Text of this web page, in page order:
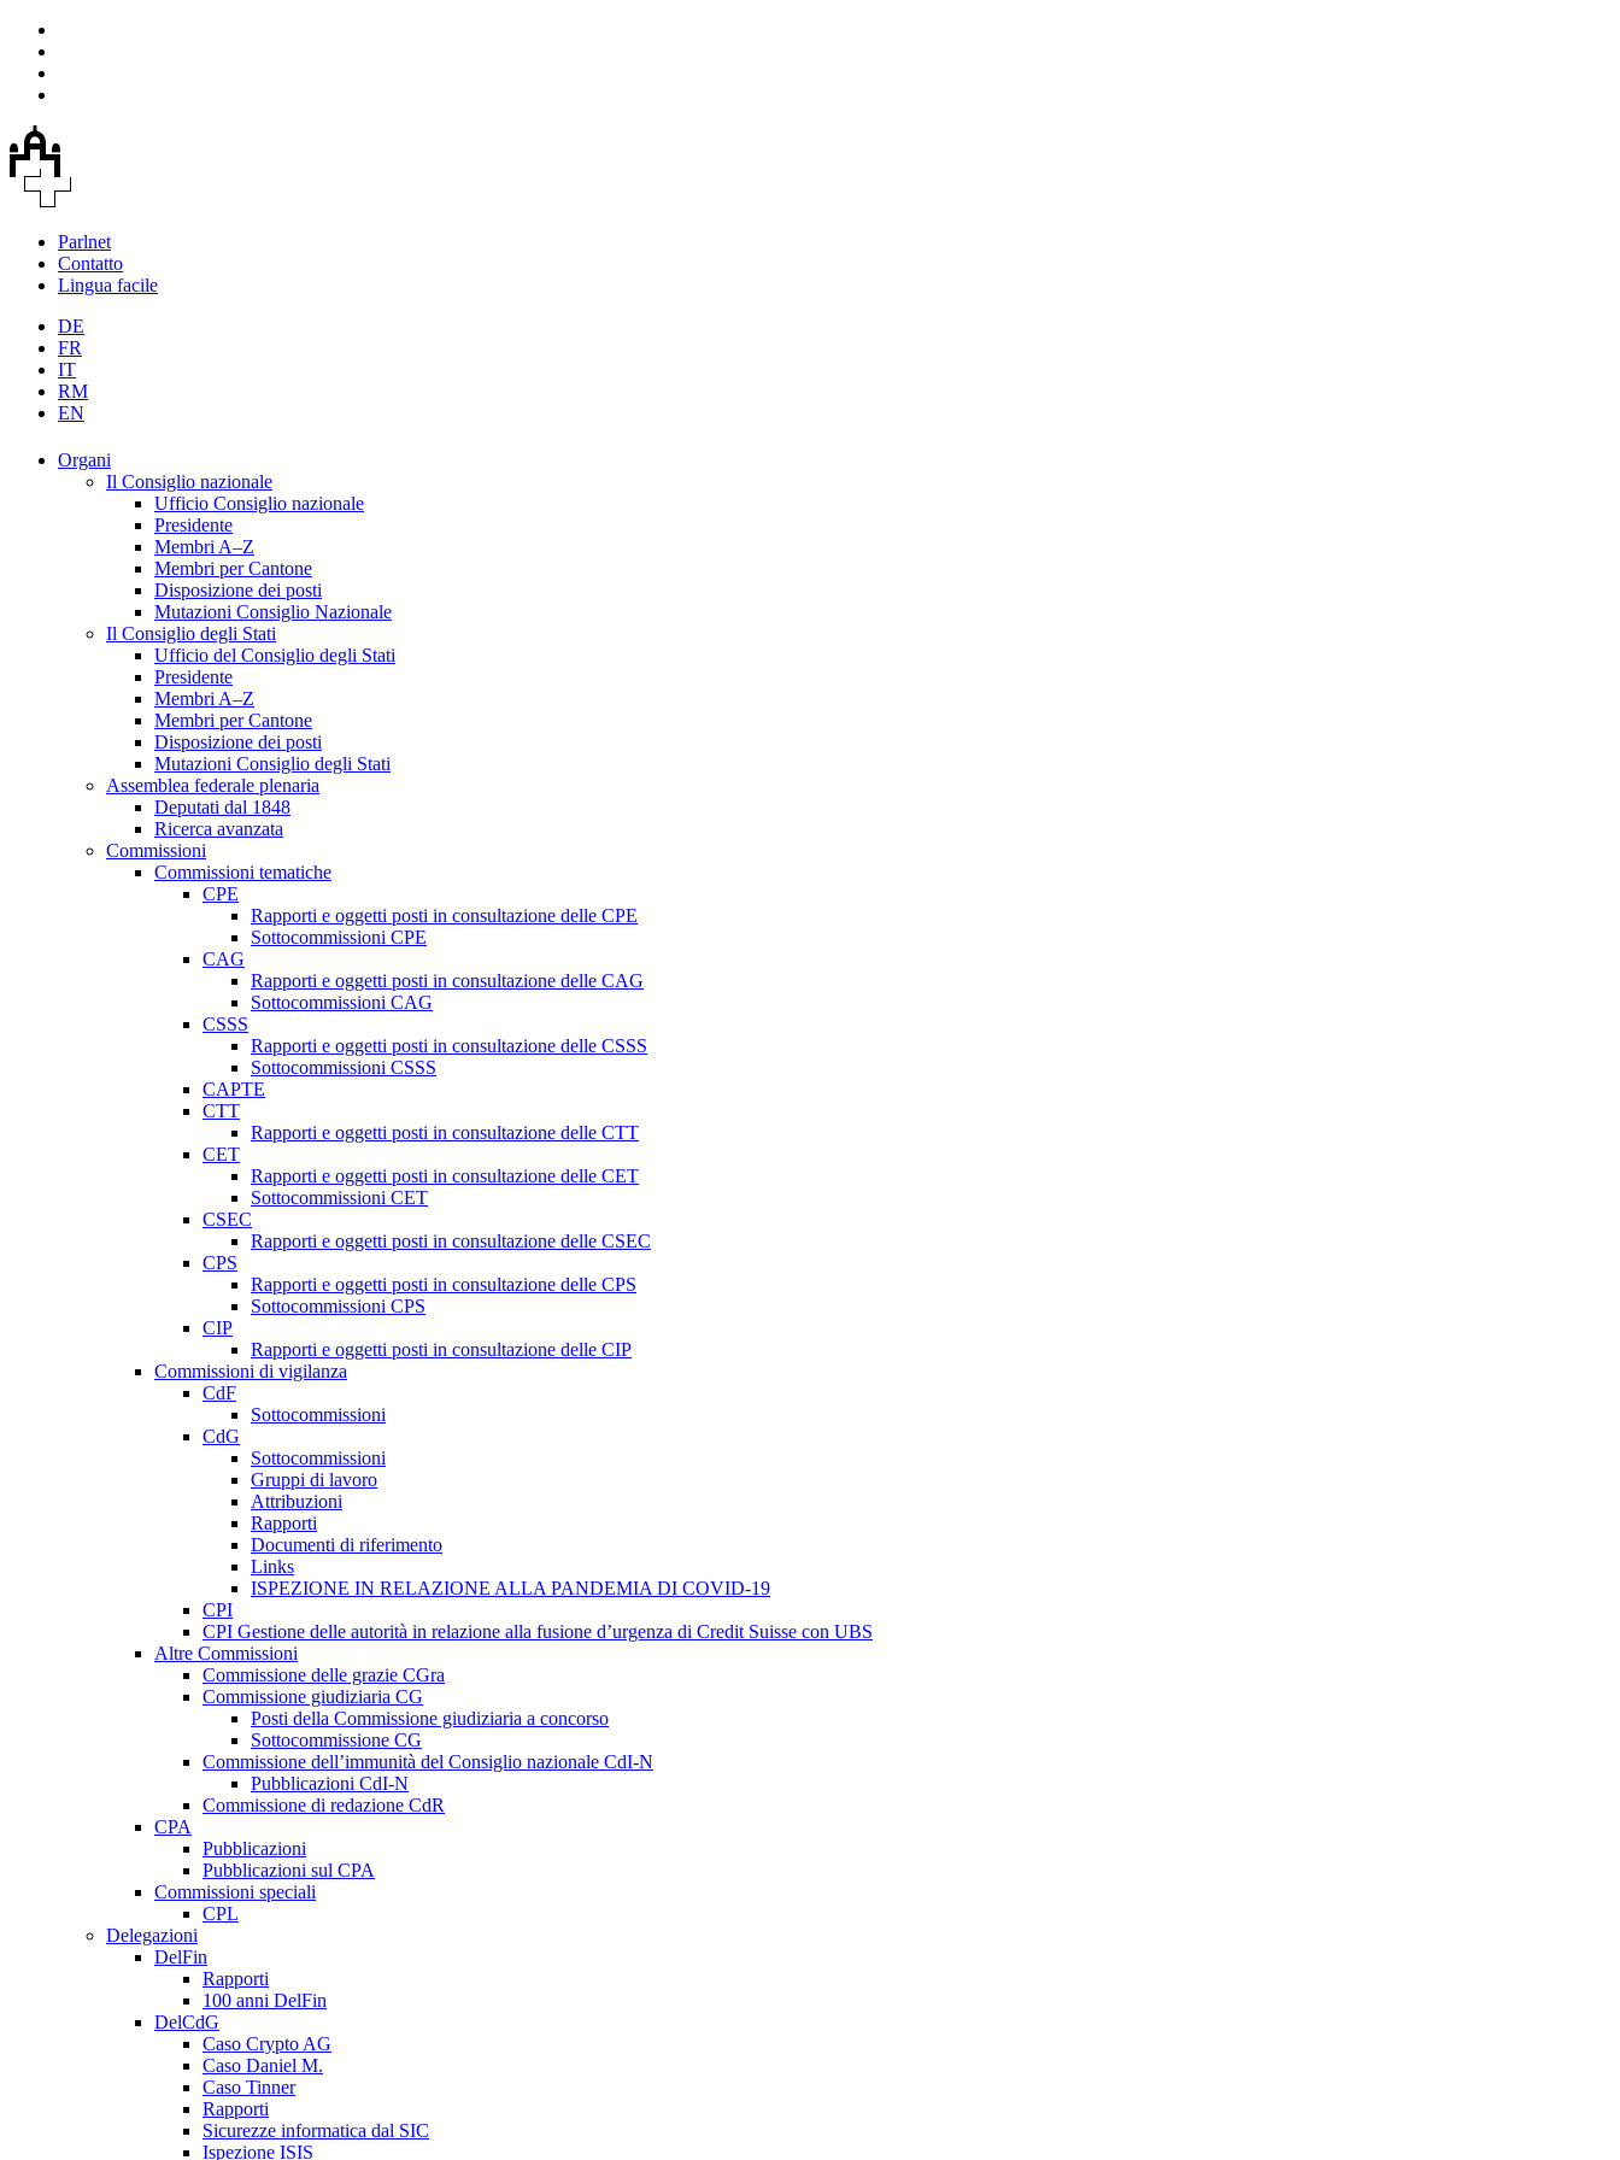
Parlnet
Contatto
Lingua facile
DE
FR
IT
RM
EN
Organi
Il Consiglio nazionale
Ufficio Consiglio nazionale
Presidente
Membri A–Z
Membri per Cantone
Disposizione dei posti
Mutazioni Consiglio Nazionale
Il Consiglio degli Stati
Ufficio del Consiglio degli Stati
Presidente
Membri A–Z
Membri per Cantone
Disposizione dei posti
Mutazioni Consiglio degli Stati
Assemblea federale plenaria
Deputati dal 1848
Ricerca avanzata
Commissioni
Commissioni tematiche
CPE
Rapporti e oggetti posti in consultazione delle CPE
Sottocommissioni CPE
CAG
Rapporti e oggetti posti in consultazione delle CAG
Sottocommissioni CAG
CSSS
Rapporti e oggetti posti in consultazione delle CSSS
Sottocommissioni CSSS
CAPTE
CTT
Rapporti e oggetti posti in consultazione delle CTT
CET
Rapporti e oggetti posti in consultazione delle CET
Sottocommissioni CET
CSEC
Rapporti e oggetti posti in consultazione delle CSEC
CPS
Rapporti e oggetti posti in consultazione delle CPS
Sottocommissioni CPS
CIP
Rapporti e oggetti posti in consultazione delle CIP
Commissioni di vigilanza
CdF
Sottocommissioni
CdG
Sottocommissioni
Gruppi di lavoro
Attribuzioni
Rapporti
Documenti di riferimento
Links
ISPEZIONE IN RELAZIONE ALLA PANDEMIA DI COVID-19
CPI
CPI Gestione delle autorità in relazione alla fusione d’urgenza di Credit Suisse con UBS
Altre Commissioni
Commissione delle grazie CGra
Commissione giudiziaria CG
Posti della Commissione giudiziaria a concorso
Sottocommissione CG
Commissione dell’immunità del Consiglio nazionale CdI-N
Pubblicazioni CdI-N
Commissione di redazione CdR
CPA
Pubblicazioni
Pubblicazioni sul CPA
Commissioni speciali
CPL
Delegazioni
DelFin
Rapporti
100 anni DelFin
DelCdG
Caso Crypto AG
Caso Daniel M.
Caso Tinner
Rapporti
Sicurezze informatica dal SIC
Ispezione ISIS